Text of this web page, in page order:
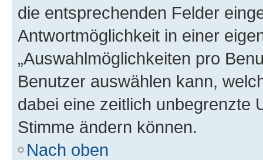
die entsprechenden Felder
Antwortmöglichkeit in einer
„Auswahlmöglichkeiten pro
Benutzer auswählen kann,
dabei eine zeitlich unbegrenzte
Stimme ändern können.
Nach oben